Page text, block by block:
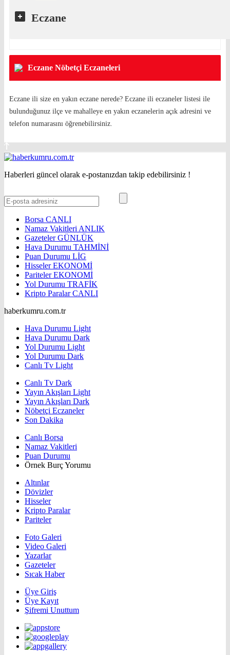
Eczane
Eczane Nöbetçi Eczaneleri
Eczane ili size en yakın eczane nerede? Eczane ili eczaneler listesi ile
bulunduğunuz ilçe ve mahalleye en yakın eczanelerin açık adresini ve
telefon numarasını öğrenebilirsiniz.
Haberleri güncel olarak e-postanızdan takip edebilirsiniz !
Borsa CANLI
Namaz Vakitleri ANLIK
GazetelerGÜNLÜK
Hava Durumu TAHMİNİ
Puan Durumu LİG
HisselerEKONOMİ
ParitelerEKONOMİ
Yol Durumu TRAFİK
Kripto ParalarCANLI
haberkumru.com.tr
Hava Durumu Light
Hava Durumu Dark
Yol Durumu Light
Yol Durumu Dark
Canlı Tv Light
Canlı Tv Dark
Yayın Akışları Light
Yayın Akışları Dark
Nöbetçi Eczaneler
Son Dakika
Canlı Borsa
Namaz Vakitleri
Puan Durumu
Örnek Burç Yorumu
Altınlar
Dövizler
Hisseler
Kripto Paralar
Pariteler
Foto Galeri
Video Galeri
Yazarlar
Gazeteler
Sıcak Haber
Üye Giriş
Üye Kayıt
Şifremi Unuttum